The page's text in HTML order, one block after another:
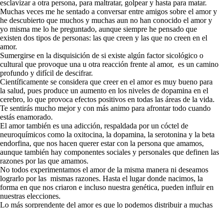
esclavizar a otra persona, para maltratar, golpear y hasta para matar.
Muchas veces me he sentado a conversar entre amigos sobre el amor y
he descubierto que muchos y muchas aun no han conocido el amor y
yo misma me lo he preguntado, aunque siempre he pensado que
existen dos tipos de personas: las que creen y las que no creen en el
amor.
Sumergirse en la disquisición de si existe algún factor sicológico o
cultural que provoque una u otra reacción frente al amor, es un camino
profundo y difícil de descifrar.
Científicamente se considera que creer en el amor es muy bueno para
la salud, pues produce un aumento en los niveles de dopamina en el
cerebro, lo que provoca efectos positivos en todas las áreas de la vida.
Te sentirás mucho mejor y con más animo para afrontar todo cuando
estás enamorado.
El amor también es una adicción, respaldada por un cóctel de
neuroquímicos como la oxitocina, la dopamina, la serotonina y la beta
endorfina, que nos hacen querer estar con la persona que amamos,
aunque también hay componentes sociales y personales que definen las
razones por las que amamos.
No todos experimentamos el amor de la misma manera ni deseamos
lograrlo por las mismas razones. Hasta el lugar donde nacimos, la
forma en que nos criaron e incluso nuestra genética, pueden influir en
nuestras elecciones.
Lo más sorprendente del amor es que lo podemos distribuir a muchas